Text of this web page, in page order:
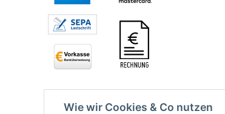
Wie wir Cookies & Co nutzen